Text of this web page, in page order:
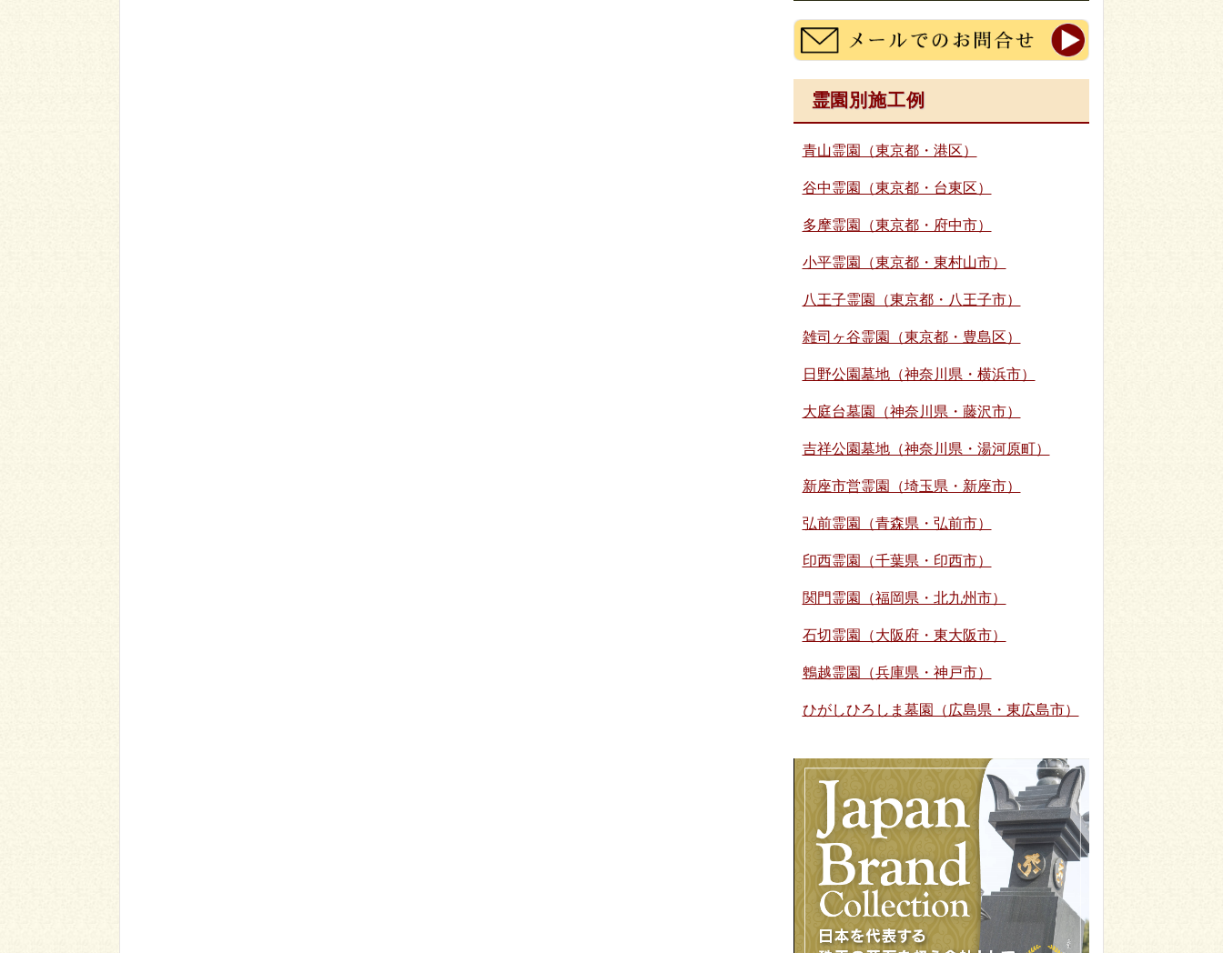
霊園別施工例
青山霊園（東京都・港区）
谷中霊園（東京都・台東区）
多摩霊園（東京都・府中市）
小平霊園（東京都・東村山市）
八王子霊園（東京都・八王子市）
雑司ヶ谷霊園（東京都・豊島区）
日野公園墓地（神奈川県・横浜市）
大庭台墓園（神奈川県・藤沢市）
吉祥公園墓地（神奈川県・湯河原町）
新座市営霊園（埼玉県・新座市）
弘前霊園（青森県・弘前市）
印西霊園（千葉県・印西市）
関門霊園（福岡県・北九州市）
石切霊園（大阪府・東大阪市）
鵯越霊園（兵庫県・神戸市）
ひがしひろしま墓園（広島県・東広島市）